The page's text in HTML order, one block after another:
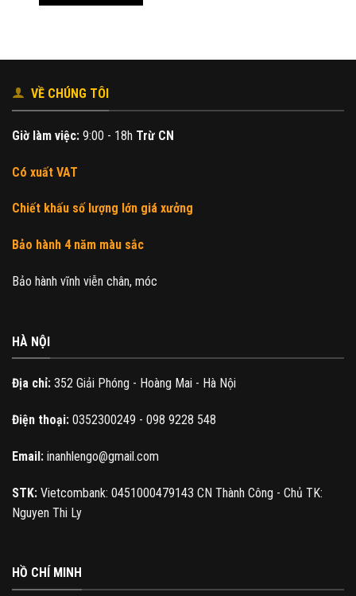
VỀ CHÚNG TÔI
Giờ làm việc: 9:00 - 18h Trừ CN
Có xuất VAT
Chiết khấu số lượng lớn giá xưởng
Bảo hành 4 năm màu sắc
Bảo hành vĩnh viễn chân, móc
HÀ NỘI
Địa chỉ: 352 Giải Phóng - Hoàng Mai - Hà Nội
Điện thoại: 0352300249 - 098 9228 548
Email: inanhlengo@gmail.com
STK: Vietcombank: 0451000479143 CN Thành Công - Chủ TK:
Nguyen Thi Ly
HỒ CHÍ MINH